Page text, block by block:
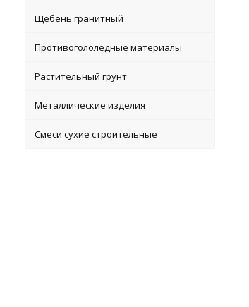
Щебень гранитный
Противогололедные материалы
Растительный грунт
Металлические изделия
Смеси сухие строительные